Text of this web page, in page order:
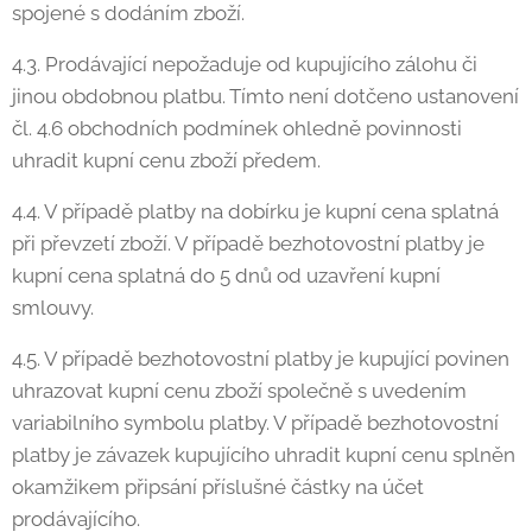
spojené s dodáním zboží.
4.3. Prodávající nepožaduje od kupujícího zálohu či
jinou obdobnou platbu. Tímto není dotčeno ustanovení
čl. 4.6 obchodních podmínek ohledně povinnosti
uhradit kupní cenu zboží předem.
4.4. V případě platby na dobírku je kupní cena splatná
při převzetí zboží. V případě bezhotovostní platby je
kupní cena splatná do 5 dnů od uzavření kupní
smlouvy.
4.5. V případě bezhotovostní platby je kupující povinen
uhrazovat kupní cenu zboží společně s uvedením
variabilního symbolu platby. V případě bezhotovostní
platby je závazek kupujícího uhradit kupní cenu splněn
okamžikem připsání příslušné částky na účet
prodávajícího.